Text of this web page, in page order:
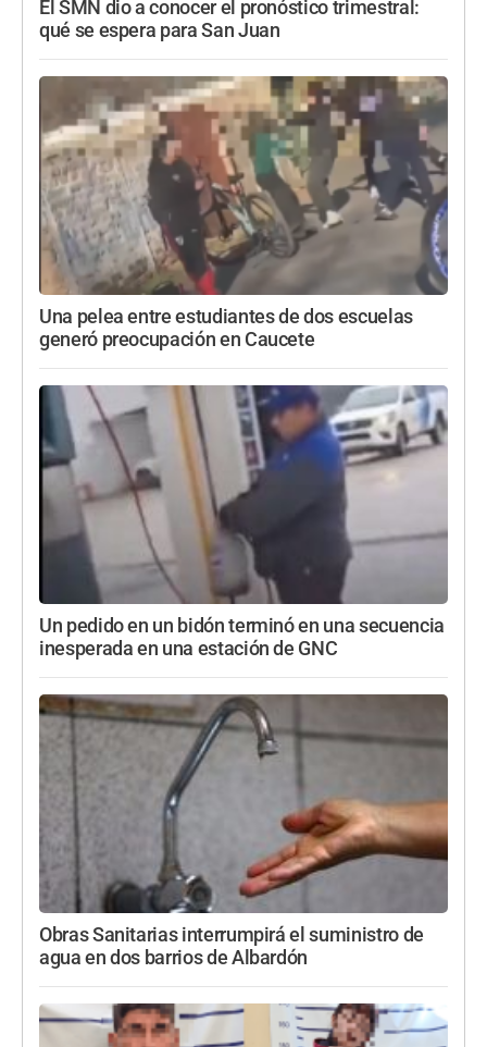
El SMN dio a conocer el pronóstico trimestral:
qué se espera para San Juan
Una pelea entre estudiantes de dos escuelas
generó preocupación en Caucete
Un pedido en un bidón terminó en una secuencia
inesperada en una estación de GNC
Obras Sanitarias interrumpirá el suministro de
agua en dos barrios de Albardón